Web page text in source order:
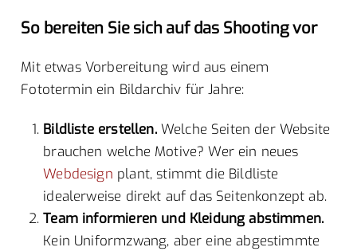
So bereiten Sie sich auf das Shooting vor
Mit etwas Vorbereitung wird aus einem
Fototermin ein Bildarchiv für Jahre:
Bildliste erstellen.Welche Seiten der Website
brauchen welche Motive? Wer ein neues
Webdesign plant, stimmt die Bildliste
idealerweise direkt auf das Seitenkonzept ab.
Team informieren und Kleidung abstimmen.
Kein Uniformzwang, aber eine abgestimmte